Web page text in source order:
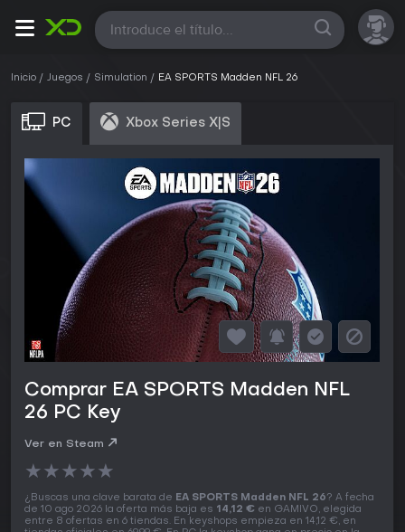
Todas
Inicio Juegos Simulation EA SPORTS Madden NFL 26
PC Xbox Series X|S
Comprar EA SPORTS Madden NFL
26 PC Key
Ver en Steam
★★★★★
¿Buscas una clave barata de EA SPORTS Madden NFL 26? A fecha
de 10 ago 2026 la oferta más baja es 14,12 € en GAMIVO, elegida
entre 8 ofertas en 6 tiendas. En keyshops empieza en 14,12 €, en